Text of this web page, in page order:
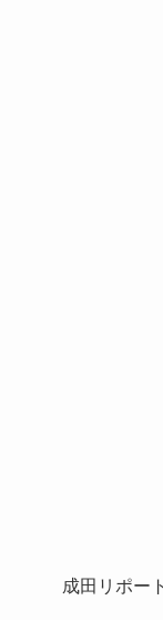
成田リポート